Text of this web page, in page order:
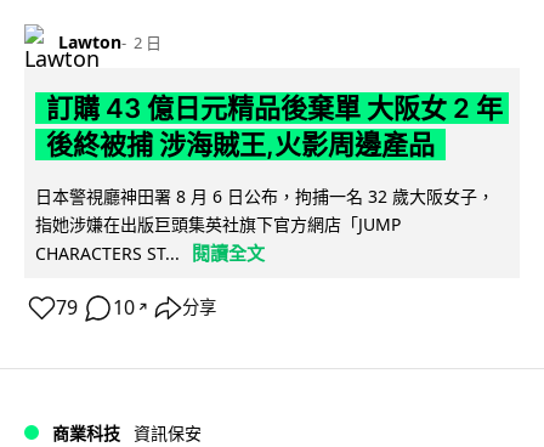
Lawton 2 日
訂購 43 億日元精品後棄單 大阪女 2 年
後終被捕 涉海賊王,火影周邊產品
日本警視廳神田署 8 月 6 日公布，拘捕一名 32 歲大阪女子，
指她涉嫌在出版巨頭集英社旗下官方網店「JUMP
CHARACTERS ST...
閱讀全文
79 10 ↗ 分享
商業科技 資訊保安